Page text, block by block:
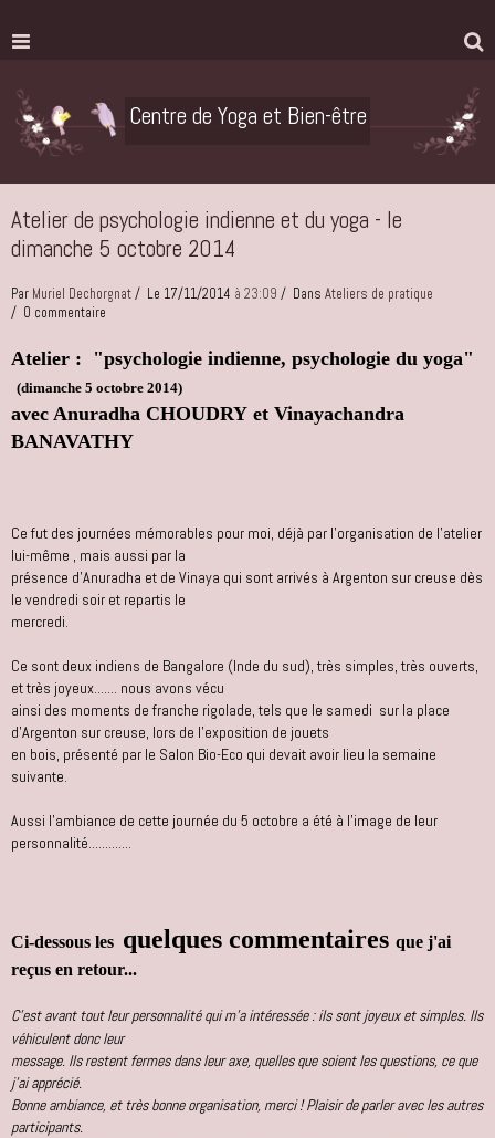
Centre de Yoga et Bien-être
Atelier de psychologie indienne et du yoga - le
dimanche 5 octobre 2014
Par Muriel Dechorgnat Le 17/11/2014 à 23:09 Dans Ateliers de pratique
0 commentaire
Atelier : "psychologie indienne, psychologie du yoga"
(dimanche 5 octobre 2014)
avec Anuradha CHOUDRY et Vinayachandra
BANAVATHY
Ce fut des journées mémorables pour moi, déjà par l'organisation de l'atelier
lui-même , mais aussi par la
présence d'Anuradha et de Vinaya qui sont arrivés à Argenton sur creuse dès
le vendredi soir et repartis le
mercredi.
Ce sont deux indiens de Bangalore (Inde du sud), très simples, très ouverts,
et très joyeux....... nous avons vécu
ainsi des moments de franche rigolade, tels que le samedi sur la place
d'Argenton sur creuse, lors de l'exposition de jouets
en bois, présenté par le Salon Bio-Eco qui devait avoir lieu la semaine
suivante.
Aussi l'ambiance de cette journée du 5 octobre a été à l'image de leur
personnalité.............
Ci-dessous les quelques commentaires que j'ai
reçus en retour...
C’est avant tout leur personnalité qui m’a intéressée : ils sont joyeux et simples. Ils
véhiculent donc leur
message. Ils restent fermes dans leur axe, quelles que soient les questions, ce que
j’ai apprécié.
Bonne ambiance, et très bonne organisation, merci ! Plaisir de parler avec les autres
participants.